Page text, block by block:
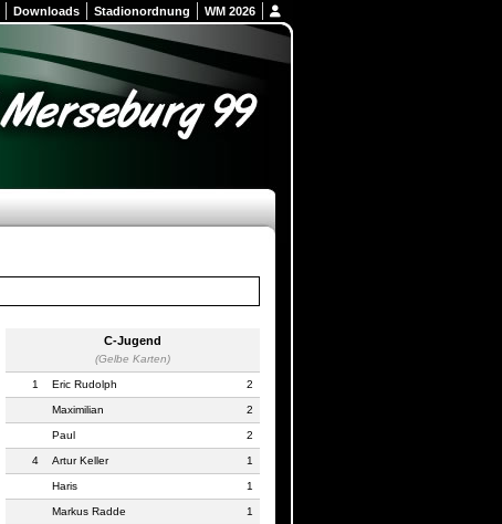
Downloads Stadionordnung WM 2026
C-Jugend
(Gelbe Karten)
1 Eric Rudolph 2
Maximilian 2
Paul 2
4 Artur Keller 1
Haris 1
Markus Radde 1